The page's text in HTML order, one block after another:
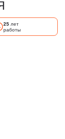
25лет
работы